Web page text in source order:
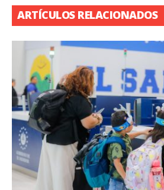
ARTÍCULOS RELACIONADOS